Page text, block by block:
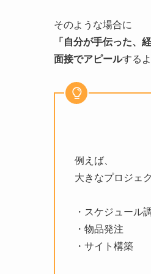
そのような場合に
「自分が手伝った、
面接でアピールする
例えば、
大きなプロジェ
・スケジュール
・物品発注
・サイト構築